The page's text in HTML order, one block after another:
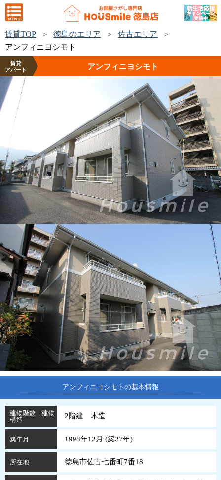
賃貸TOP 徳島のエリア
佐古エリア
アンフィニヨシモト
賃貸
アパート
アンフィニヨシモト
アンフィニヨシモトの基本情報
建物階数 建物
構造
2階建 木造
築年月 1998年12月 (築27年)
所在地 徳島市佐古七番町7番18